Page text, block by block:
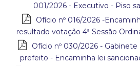
e
C
o
001/2026 - Executivo - Piso
Ofício nº 016/2026 -
resultado votação 4ª Sessão
Ofício nº 030/2026 - Gabinete
prefeito - Encaminha lei